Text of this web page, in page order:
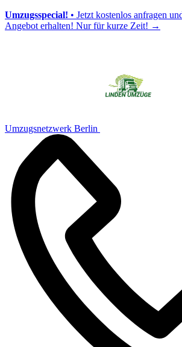
Umzugsspecial! • Jetzt kostenlos anfragen
Angebot erhalten! Nur für kurze Zeit! →
Umzugsnetzwerk Berlin